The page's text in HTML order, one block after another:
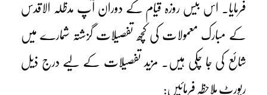
فرمایا۔ اس بیس روزہ قیام کے دوران آپ مدظلہ الاقدس
کے مبارک معمولات کی کچھ تفصیلات گزشتہ شمارے میں
شائع کی جا چکی ہیں۔ مزید تفصیلات کے لیے درج ذیل
رپورٹ ملاحظہ فرمائیں: